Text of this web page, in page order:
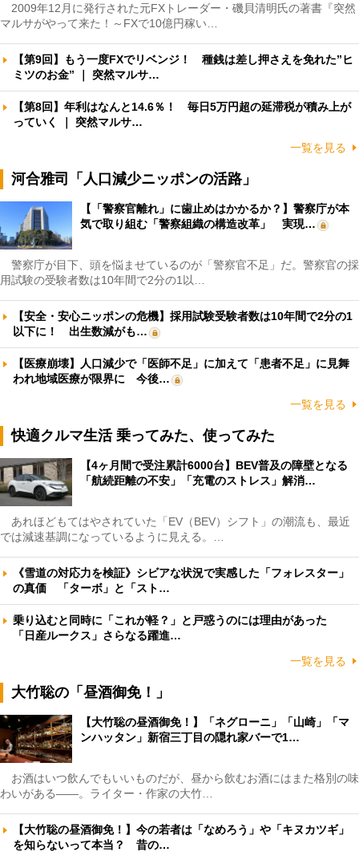
2009年12月に発行された元FXトレーダー・磯貝清明氏の著書『突然
マルサがやって来た！～FXで10億円稼い…
【第9回】もう一度FXでリベンジ！ 種銭は差し押さえを免れた”ヒ
ミツのお金” ｜ 突然マルサ…
【第8回】年利はなんと14.6％！ 毎日5万円超の延滞税が積み上が
っていく ｜ 突然マルサ…
一覧を見る
河合雅司「人口減少ニッポンの活路」
【「警察官離れ」に歯止めはかかるか？】警察庁が本
気で取り組む「警察組織の構造改革」 実現…
警察庁が目下、頭を悩ませているのが「警察官不足」だ。警察官の採
用試験の受験者数は10年間で2分の1以…
【安全・安心ニッポンの危機】採用試験受験者数は10年間で2分の1
以下に！ 出生数減がも…
【医療崩壊】人口減少で「医師不足」に加えて「患者不足」に見舞
われ地域医療が限界に 今後…
一覧を見る
快適クルマ生活 乗ってみた、使ってみた
【4ヶ月間で受注累計6000台】BEV普及の障壁となる
「航続距離の不安」「充電のストレス」解消…
あれほどもてはやされていた「EV（BEV）シフト」の潮流も、最近
では減速基調になっているように見える。…
《雪道の対応力を検証》シビアな状況で実感した「フォレスター」
の真価 「ターボ」と「スト…
乗り込むと同時に「これが軽？」と戸惑うのには理由があった
「日産ルークス」さらなる躍進…
一覧を見る
大竹聡の「昼酒御免！」
【大竹聡の昼酒御免！】「ネグローニ」「山崎」「マ
ンハッタン」新宿三丁目の隠れ家バーで1…
お酒はいつ飲んでもいいものだが、昼から飲むお酒にはまた格別の味
わいがある――。ライター・作家の大竹…
【大竹聡の昼酒御免！】今の若者は「なめろう」や「キヌカツギ」
を知らないって本当？ 昔の…